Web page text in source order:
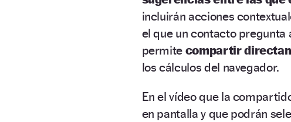
incluirán acciones
el que un contacto pregunta
permite compartir
los cálculos del navegador.
En el vídeo que la
en pantalla y que podrán